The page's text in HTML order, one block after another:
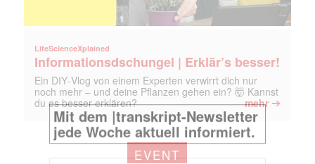
LifeScienceXplained
Informationsdschungel | Erklär’s besser!
Ein DIY‑Vlog von einem Experten verwirrt dich nur
noch mehr – und deine Pflanzen gehen ein? 🤯 Kannst
du es besser erklären?
mehr ➔
EVENT